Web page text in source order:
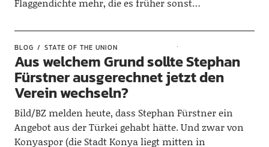
BLOG STATE OF THE UNION
Aus welchem Grund sollte Stephan
Fürstner ausgerechnet jetzt den
Verein wechseln?
Bild/BZ melden heute, dass Stephan Fürstner ein
Angebot aus der Türkei gehabt hätte. Und zwar von
Konyaspor (die Stadt Konya liegt mitten in